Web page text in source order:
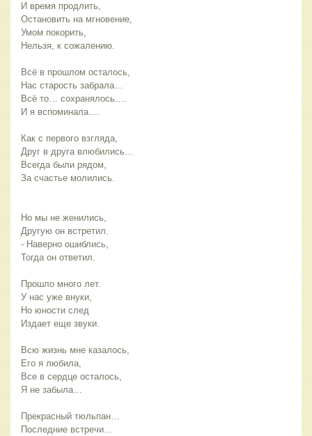
И время продлить,
Остановить на мгновение,
Умом покорить,
Нельзя, к сожалению.
Всё в прошлом осталось,
Нас старость забрала…
Всё то… сохранялось….
И я вспоминала….
Как с первого взгляда,
Друг в друга влюбились…
Всегда были рядом,
За счастье молились.
Но мы не женились,
Другую он встретил.
- Наверно ошиблись,
Тогда он ответил.
Прошло много лет.
У нас уже внуки,
Но юности след
Издает еще звуки.
Всю жизнь мне казалось,
Его я любила,
Все в сердце осталось,
Я не забыла…
Прекрасный тюльпан…
Последние встречи…